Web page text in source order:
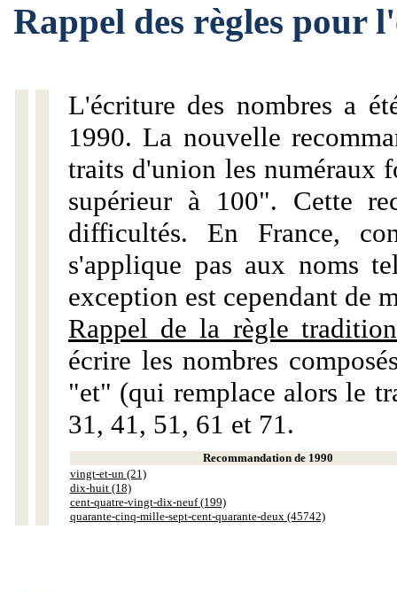
Rappel des règles pour
L'écriture des nombres a
1990. La nouvelle
traits d'union les numéraux
supérieur à 100". Cette
difficultés. En France,
s'applique pas aux noms
exception est cependant de
Rappel de la règle
écrire les nombres
"et" (qui remplace alors le
31, 41, 51, 61 et 71.
Recommandation de 1990
vingt-et-un (21)
dix-huit (18)
cent-quatre-vingt-dix-neuf (199)
quarante-cinq-mille-sept-cent-quarante-deux (45742)